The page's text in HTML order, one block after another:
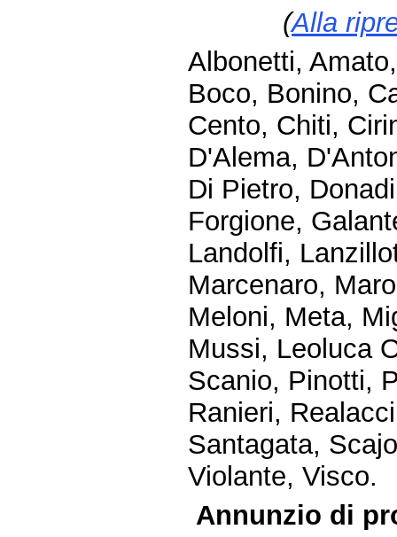
(Alla
Albonetti,
Boco, Bonino,
Cento, Chiti,
D'Alema,
Di Pietro,
Forgione,
Landolfi,
Marcenaro,
Meloni, Meta,
Mussi, Leoluca
Scanio, Pinotti,
Ranieri,
Santagata,
Violante, Visco.
Annunzio di